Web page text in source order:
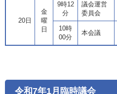
20日
金
曜
日
9時12
分
議会運営
委員会
10時
00分
本会議
令和7年1月臨時議会